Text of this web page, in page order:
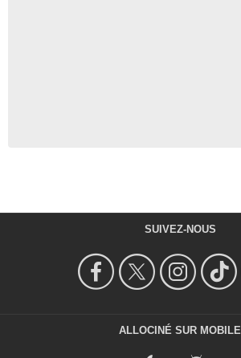
SUIVEZ-NOUS
ALLOCINÉ SUR MOBILE